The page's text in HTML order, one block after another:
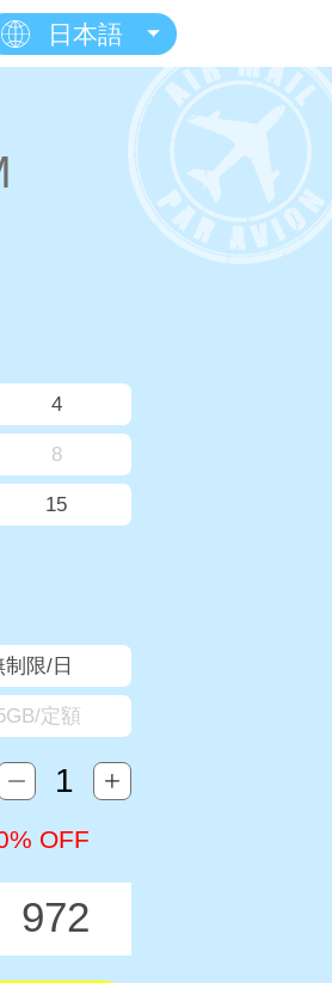
日本語
4
8
15
制限/日
定額
OFF
972